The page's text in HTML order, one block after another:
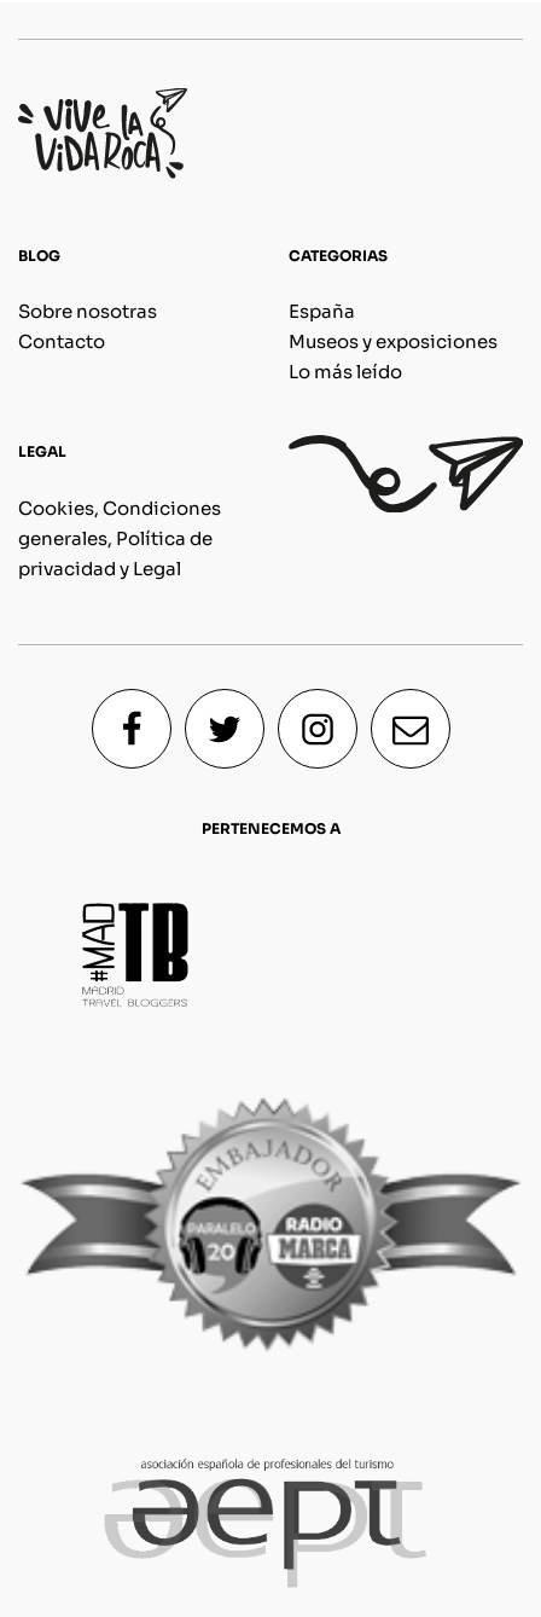
BLOG
Sobre nosotras
Contacto
CATEGORIAS
España
Museos y exposiciones
Lo más leído
LEGAL
Cookies, Condiciones
generales, Política de
privacidad y Legal
PERTENECEMOS A